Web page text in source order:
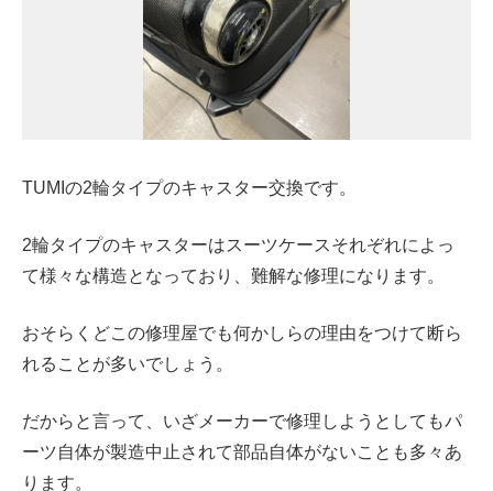
TUMIの2輪タイプのキャスター交換です。
2輪タイプのキャスターはスーツケースそれぞれによっ
て様々な構造となっており、難解な修理になります。
おそらくどこの修理屋でも何かしらの理由をつけて断ら
れることが多いでしょう。
だからと言って、いざメーカーで修理しようとしてもパ
ーツ自体が製造中止されて部品自体がないことも多々あ
ります。